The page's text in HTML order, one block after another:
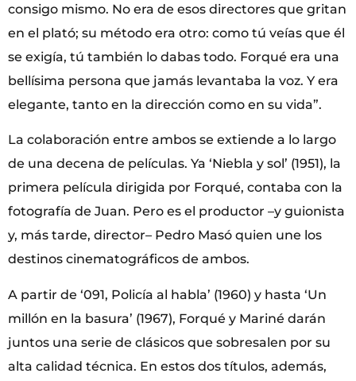
consigo mismo. No era de esos directores que gritan
en el plató; su método era otro: como tú veías que él
se exigía, tú también lo dabas todo. Forqué era una
bellísima persona que jamás levantaba la voz. Y era
elegante, tanto en la dirección como en su vida”.
La colaboración entre ambos se extiende a lo largo
de una decena de películas. Ya ‘Niebla y sol’ (1951), la
primera película dirigida por Forqué, contaba con la
fotografía de Juan. Pero es el productor –y guionista
y, más tarde, director– Pedro Masó quien une los
destinos cinematográficos de ambos.
A partir de ‘091, Policía al habla’ (1960) y hasta ‘Un
millón en la basura’ (1967), Forqué y Mariné darán
juntos una serie de clásicos que sobresalen por su
alta calidad técnica. En estos dos títulos, además,